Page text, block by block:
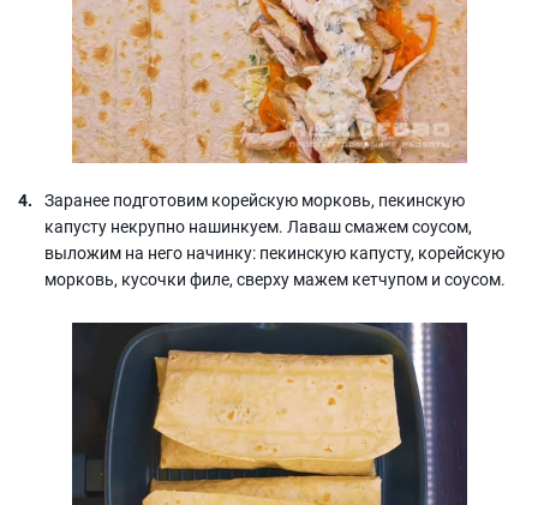
Заранее подготовим корейскую морковь, пекинскую
капусту некрупно нашинкуем. Лаваш смажем соусом,
выложим на него начинку: пекинскую капусту, корейскую
морковь, кусочки филе, сверху мажем кетчупом и соусом.